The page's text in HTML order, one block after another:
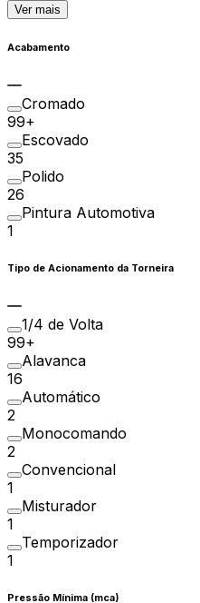
Ver mais
Acabamento
Cromado
99+
Escovado
35
Polido
26
Pintura Automotiva
1
Tipo de Acionamento da Torneira
1/4 de Volta
99+
Alavanca
16
Automático
2
Monocomando
2
Convencional
1
Misturador
1
Temporizador
1
Pressão Mínima (mca)